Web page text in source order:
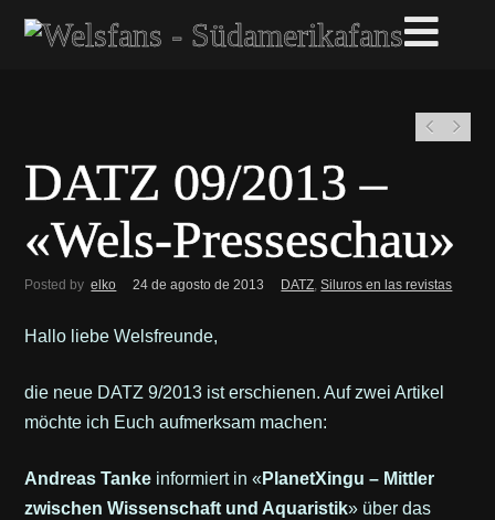
DATZ 09/2013 –
«Wels-Presseschau»
Posted by elko 24 de agosto de 2013 DATZ,Siluros en las revistas
Hallo liebe Welsfreunde,
die neue DATZ 9/2013 ist erschienen. Auf zwei Artikel
möchte ich Euch aufmerksam machen:
Andreas Tanke informiert in « PlanetXingu – Mittler
zwischen Wissenschaft und Aquaristik» über das